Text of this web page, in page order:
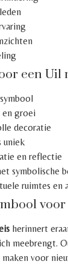
een Uil
en groei
decoratie
uniek
en reflectie
symbolische
ruimtes en
herinnert
meebrengt.
voor